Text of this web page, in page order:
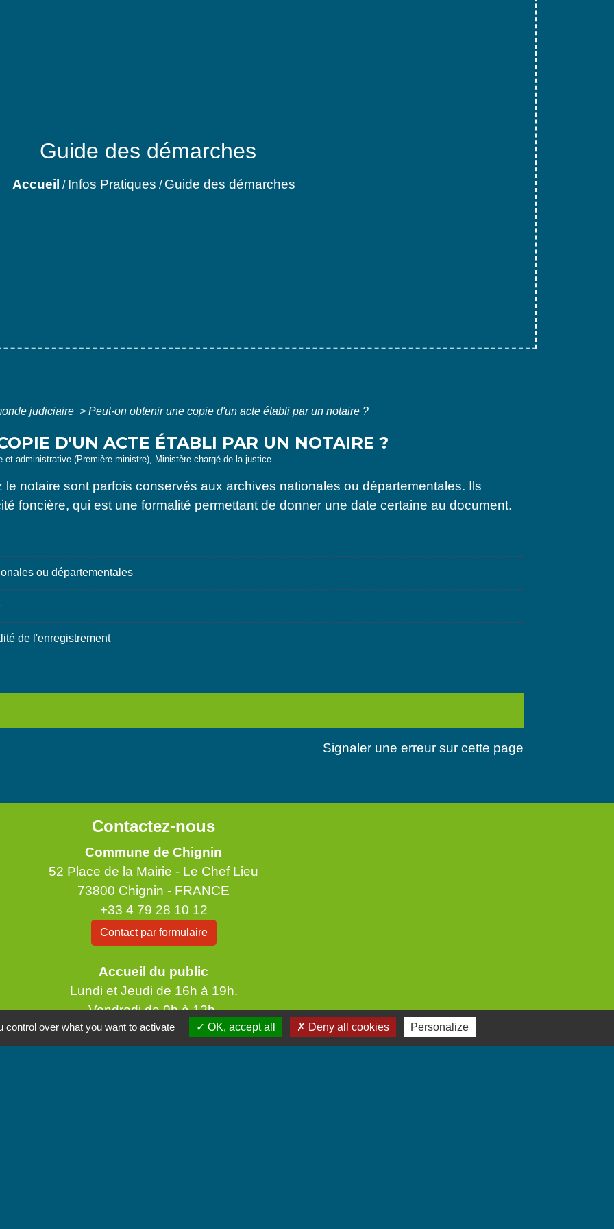
Guide des démarches
Accueil / Infos Pratiques / Guide des démarches
judiciaire > Peut-on obtenir une copie d'un acte établi par un notaire ?
D'UN ACTE ÉTABLI PAR UN NOTAIRE ?
administrative (Première ministre), Ministère chargé de la justice
notaire sont parfois conservés aux archives nationales ou départementales. Ils
foncière, qui est une formalité permettant de donner une date certaine au document.
ou départementales
de l'enregistrement
Signaler une erreur sur cette page
Contactez-nous
Commune de Chignin
52 Place de la Mairie - Le Chef Lieu
73800 Chignin - FRANCE
+33 4 79 28 10 12
Contact par formulaire
Accueil du public
Lundi et Jeudi de 16h à 19h.
Vendredi de 9h à 12h.
over what you want to activate OK, accept all Deny all cookies Personalize